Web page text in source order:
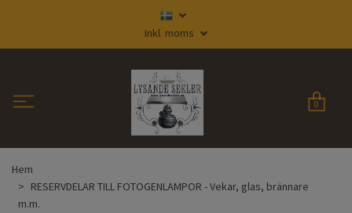
Inkl. moms
0
Hem
RESERVDELAR TILL FOTOGENLAMPOR - Vekar, glas, brännare
m.m.